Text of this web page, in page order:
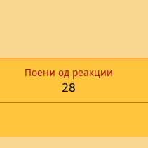
Поени од реакции
28